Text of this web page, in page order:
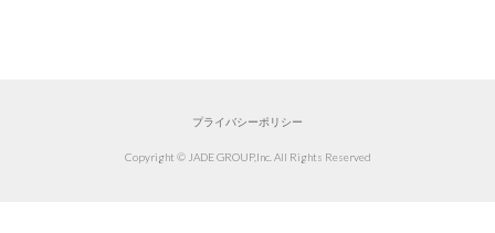
プライバシーポリシー
Copyright © JADE GROUP,Inc. All Rights Reserved